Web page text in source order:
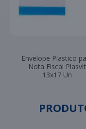
Envelope Plastico
Nota Fiscal Plasvit
13x17 Un